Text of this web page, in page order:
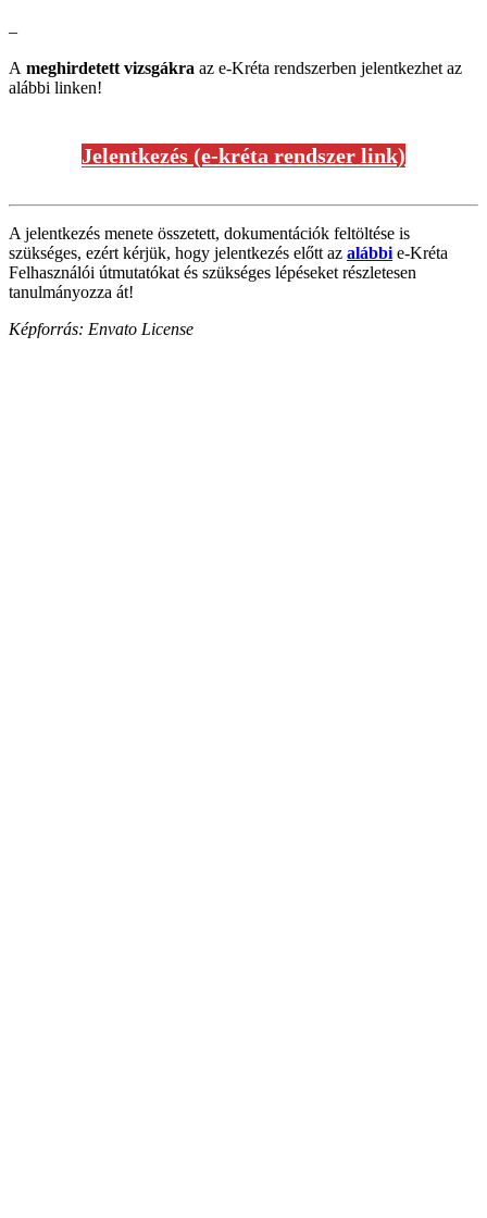
–
A meghirdetett vizsgákra az e-Kréta rendszerben jelentkezhet az
alábbi linken!
Jelentkezés (e-kréta rendszer link)
A jelentkezés menete összetett, dokumentációk feltöltése is
szükséges, ezért kérjük, hogy jelentkezés előtt az alábbie-Kréta
Felhasználói útmutatókat és szükséges lépéseket részletesen
tanulmányozza át!
Képforrás: Envato License